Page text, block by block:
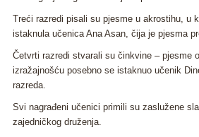
Treći razredi pisali su pjesme u akrostihu, u
istaknula učenica Ana Asan, čija je pjesma
Četvrti razredi stvarali su činkvine – pjesme
izražajnošću posebno se istaknuo učenik
razreda.
Svi nagrađeni učenici primili su zaslužene
zajedničkog druženja.